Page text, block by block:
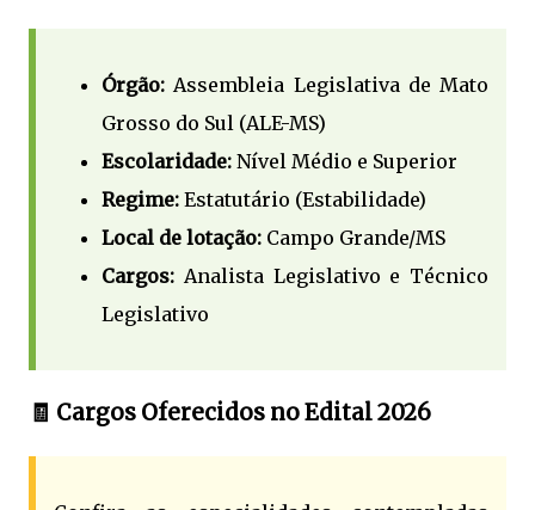
Órgão: Assembleia Legislativa de Mato
Grosso do Sul (ALE-MS)
Escolaridade: Nível Médio e Superior
Regime: Estatutário (Estabilidade)
Local de lotação: Campo Grande/MS
Cargos: Analista Legislativo e Técnico
Legislativo
🧾 Cargos Oferecidos no Edital 2026